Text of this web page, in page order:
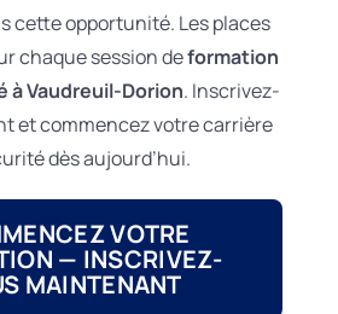
cette opportunité. Les places
chaque session deformation
à Vaudreuil-Dorion. Inscrivez-
et commencez votre carrière
dès aujourd’hui.
VOTRE
— INSCRIVEZ-
MAINTENANT